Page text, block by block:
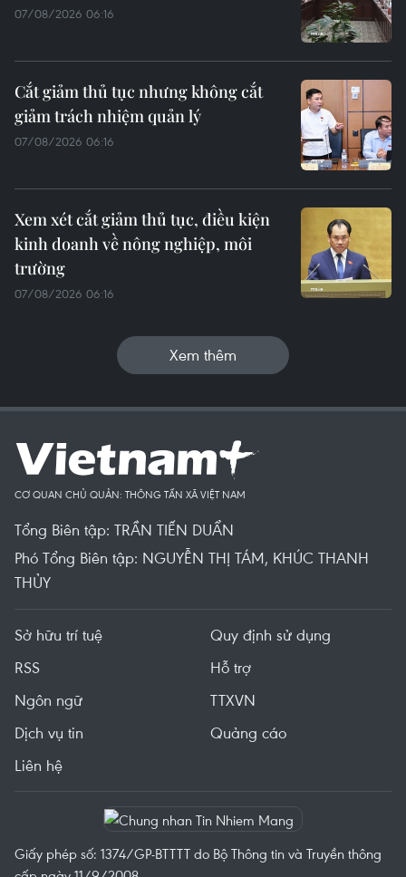
07/08/2026 06:16
Cắt giảm thủ tục nhưng không cắt
giảm trách nhiệm quản lý
07/08/2026 06:16
Xem xét cắt giảm thủ tục, điều kiện
kinh doanh về nông nghiệp, môi
trường
07/08/2026 06:16
Xem thêm
CƠ QUAN CHỦ QUẢN: THÔNG TẤN XÃ VIỆT NAM
Tổng Biên tập: TRẦN TIẾN DUẨN
Phó Tổng Biên tập: NGUYỄN THỊ TÁM, KHÚC THANH
THỦY
Sở hữu trí tuệ
Quy định sử dụng
RSS
Hỗ trợ
Ngôn ngữ
TTXVN
Dịch vụ tin
Quảng cáo
Liên hệ
Giấy phép số: 1374/GP-BTTTT do Bộ Thông tin và Truyền thông